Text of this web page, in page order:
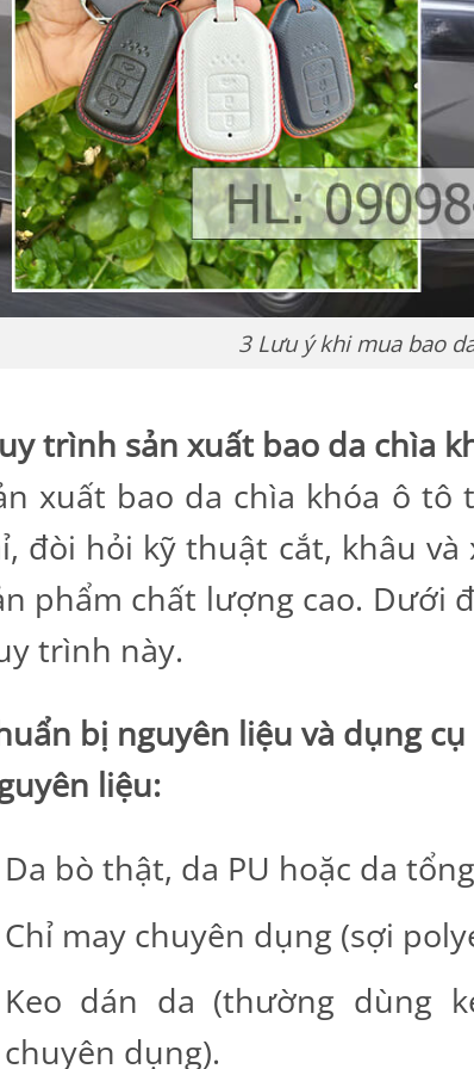
3 Lưu ý khi mua bao
trình sản xuất bao da chìa
xuất bao da chìa khóa ô
đòi hỏi kỹ thuật cắt, khâu
phẩm chất lượng cao. Dưới
trình này.
bị nguyên liệu và dụng cụ
liệu:
Da bò thật, da PU hoặc da
Chỉ may chuyên dụng (sợi
Keo dán da (thường dùng
chuyên dụng).